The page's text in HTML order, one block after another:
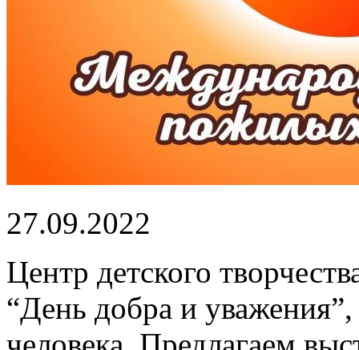
27.09.2022
Центр детского
“День добра и